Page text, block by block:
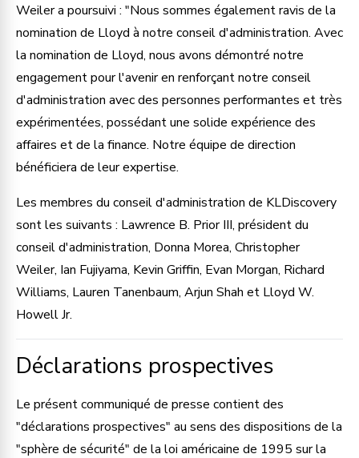
Weiler a poursuivi : "Nous sommes également ravis de la
nomination de Lloyd à notre conseil d'administration. Avec
la nomination de Lloyd, nous avons démontré notre
engagement pour l'avenir en renforçant notre conseil
d'administration avec des personnes performantes et très
expérimentées, possédant une solide expérience des
affaires et de la finance. Notre équipe de direction
bénéficiera de leur expertise.
Les membres du conseil d'administration de KLDiscovery
sont les suivants : Lawrence B. Prior III, président du
conseil d'administration, Donna Morea, Christopher
Weiler, Ian Fujiyama, Kevin Griffin, Evan Morgan, Richard
Williams, Lauren Tanenbaum, Arjun Shah et Lloyd W.
Howell Jr.
Déclarations prospectives
Le présent communiqué de presse contient des
"déclarations prospectives" au sens des dispositions de la
"sphère de sécurité" de la loi américaine de 1995 sur la